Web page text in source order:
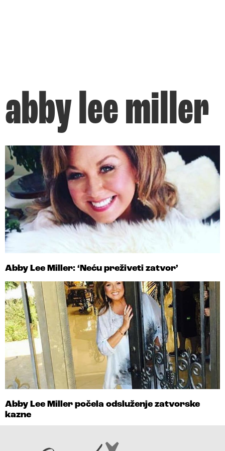
abby lee miller
Abby Lee Miller: ‘Neću preživeti zatvor’
Abby Lee Miller počela odsluženje zatvorske
kazne